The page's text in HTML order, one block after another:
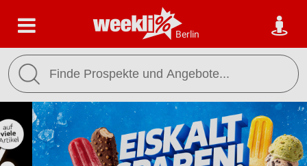
Berlin